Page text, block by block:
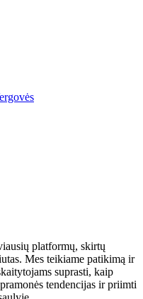
platformų, skirtų
Mes teikiame patikimą ir
suprasti, kaip
tendencijas ir priimti